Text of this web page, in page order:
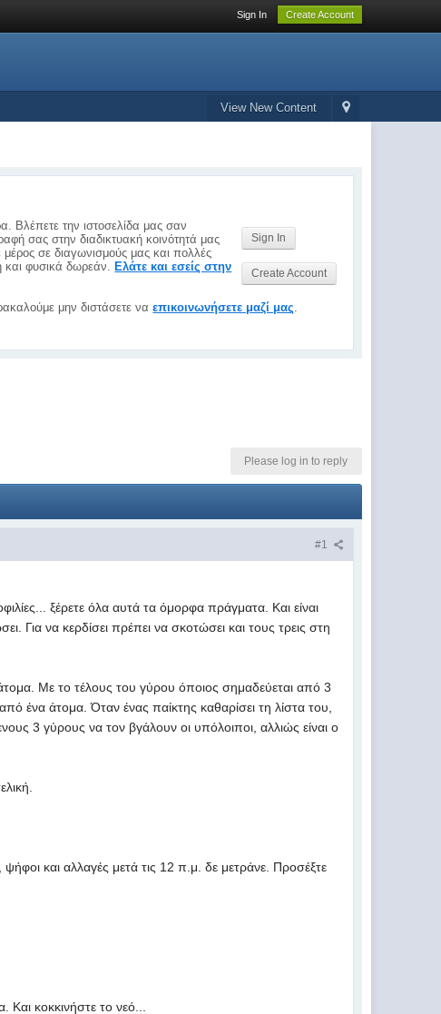
Sign In Create Account
View New Content
Sign In
Create Account
Βλέπετε την ιστοσελίδα μας σαν
σας στην διαδικτυακή κοινότητά μας
σε διαγωνισμούς μας και πολλές
και φυσικά δωρεάν. Ελάτε και εσείς στην
μην διστάσετε ναεπικοινωνήσετε μαζί μας.
Please log in to reply
#1
ξέρετε όλα αυτά τα όμορφα πράγματα. Και είναι
Για να κερδίσει πρέπει να σκοτώσει και τους τρεις στη
Με το τέλους του γύρου όποιος σημαδεύεται από 3
ένα άτομα. Όταν ένας παίκτης καθαρίσει τη λίστα του,
3 γύρους να τον βγάλουν οι υπόλοιποι, αλλιώς είναι ο
και αλλαγές μετά τις 12 π.μ. δε μετράνε. Προσέξτε
κοκκινήστε το νεό...